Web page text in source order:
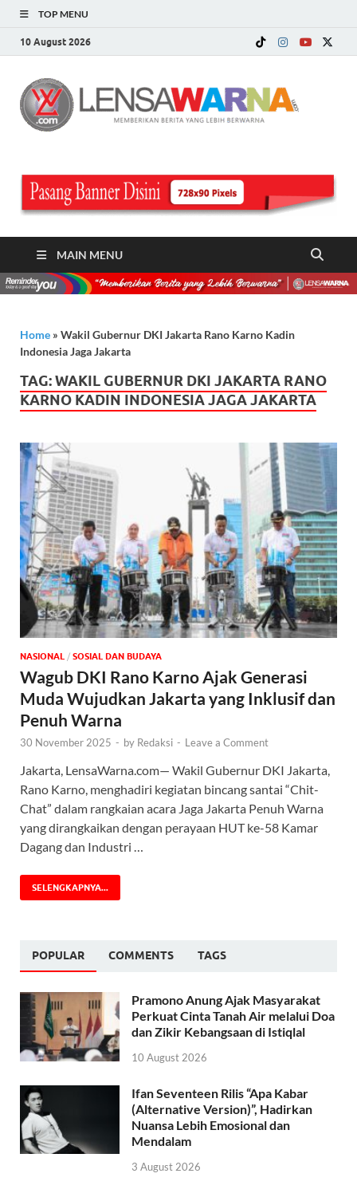
TOP MENU
10 August 2026
MAIN MENU
Home » Wakil Gubernur DKI Jakarta Rano Karno Kadin
Indonesia Jaga Jakarta
TAG:WAKIL GUBERNUR DKI JAKARTA RANO
KARNO KADIN INDONESIA JAGA JAKARTA
NASIONAL / SOSIAL DAN BUDAYA
Wagub DKI Rano Karno Ajak Generasi
Muda Wujudkan Jakarta yang Inklusif dan
Penuh Warna
30 November 2025 - by Redaksi - Leave a Comment
Jakarta, LensaWarna.com— Wakil Gubernur DKI Jakarta,
Rano Karno, menghadiri kegiatan bincang santai “Chit-
Chat” dalam rangkaian acara Jaga Jakarta Penuh Warna
yang dirangkaikan dengan perayaan HUT ke-58 Kamar
Dagang dan Industri …
SELENGKAPNYA...
POPULAR COMMENTS TAGS
Pramono Anung Ajak Masyarakat
Perkuat Cinta Tanah Air melalui Doa
dan Zikir Kebangsaan di Istiqlal
10 August 2026
Ifan Seventeen Rilis “Apa Kabar
(Alternative Version)”, Hadirkan
Nuansa Lebih Emosional dan
Mendalam
3 August 2026